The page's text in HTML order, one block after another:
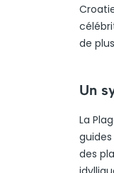
de
Un
La
des